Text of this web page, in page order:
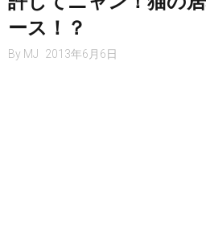
ース！？
By MJ 2013年6月6日